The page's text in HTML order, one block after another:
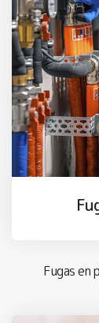
Fugas en